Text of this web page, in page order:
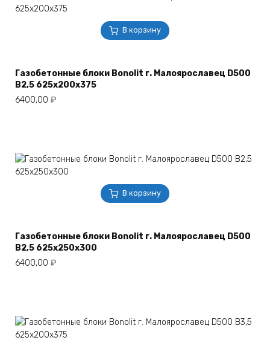
В корзину
Газобетонные блоки Bonolit г. Малоярославец D500
B2,5 625х200х375
6400,00 ₽
В корзину
Газобетонные блоки Bonolit г. Малоярославец D500
B2,5 625х250х300
6400,00 ₽